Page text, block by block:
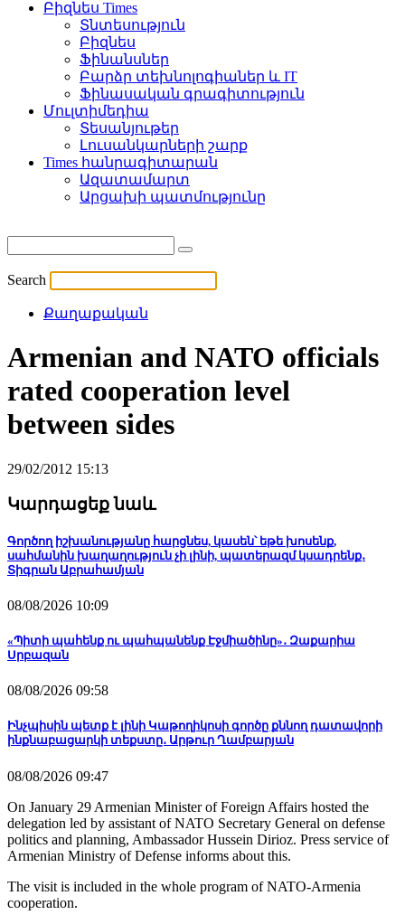
Բիզնես Times
Տնտեսություն
Բիզնես
Ֆինանսներ
Բարձր տեխնոլոգիաներ և IT
Ֆինասական գրագիտություն
Մուլտիմեդիա
Տեսանյութեր
Լուսանկարների շարք
Times հանրագիտարան
Ազատամարտ
Արցախի պատմությունը
Search
Քաղաքական
Armenian and NATO officials
rated cooperation level
between sides
29/02/2012 15:13
Կարդացեք նաև
Գործող իշխանությանը հարցնես, կասեն՝ եթե խոսենք,
սահմանին խաղաղություն չի լինի, պատերազմ կսադրենք․
Տիգրան Աբրահամյան
08/08/2026 10:09
«Պիտի պահենք ու պահպանենք Էջմիածինը»․ Զաքարիա
Սրբազան
08/08/2026 09:58
Ինչպիսին պետք է լինի Կաթողիկոսի գործը քննող դատավորի
ինքնաբացարկի տեքստը․ Արթուր Ղամբարյան
08/08/2026 09:47
On January 29 Armenian Minister of Foreign Affairs hosted the
delegation led by assistant of NATO Secretary General on defense
politics and planning, Ambassador Hussein Dirioz. Press service of
Armenian Ministry of Defense informs about this.
The visit is included in the whole program of NATO-Armenia
cooperation.